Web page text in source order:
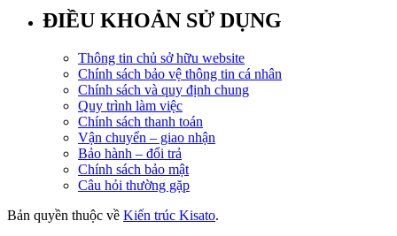
ĐIỀU KHOẢN SỬ DỤNG
Thông tin chủ sở hữu website
Chính sách bảo vệ thông tin cá nhân
Chính sách và quy định chung
Quy trình làm việc
Chính sách thanh toán
Vận chuyển – giao nhận
Bảo hành – đổi trả
Chính sách bảo mật
Câu hỏi thường gặp
Bản quyền thuộc về Kiến trúc Kisato.